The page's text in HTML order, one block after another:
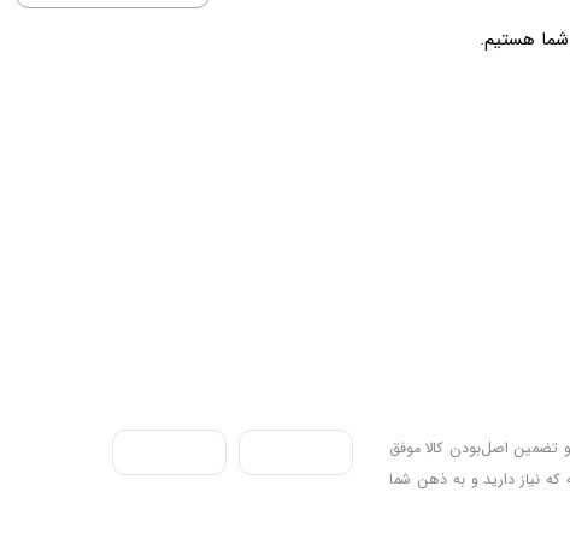
با پایبندی به سه اصل، پرداخت در محل، ۷ روز ضمانت بازگشت کالا و تضمین اصل‌بودن کالا موفق
که نیاز دارید و به ذهن شما